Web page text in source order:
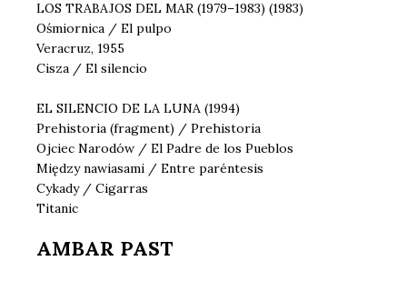
LOS TRABAJOS DEL MAR (1979–1983) (1983)
Ośmiornica / El pulpo
Veracruz, 1955
Cisza / El silencio
EL SILENCIO DE LA LUNA (1994)
Prehistoria (fragment) / Prehistoria
Ojciec Narodów / El Padre de los Pueblos
Między nawiasami / Entre paréntesis
Cykady / Cigarras
Titanic
AMBAR PAST